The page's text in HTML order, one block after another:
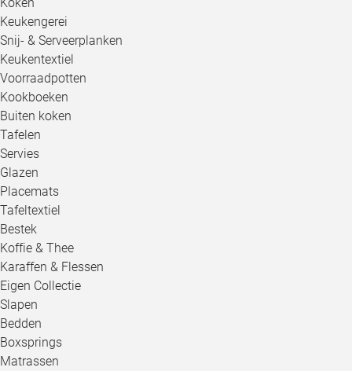
Keukengerei
Snij- & Serveerplanken
Keukentextiel
Voorraadpotten
Kookboeken
Buiten koken
Tafelen
Servies
Glazen
Placemats
Tafeltextiel
Bestek
Koffie & Thee
Karaffen & Flessen
Eigen Collectie
Slapen
Bedden
Boxsprings
Matrassen